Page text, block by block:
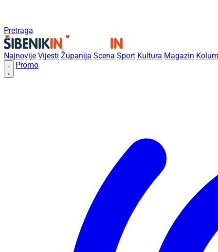
Pretraga
Najnovije Vijesti Županija Scena Sport Kultura Magazin
Promo